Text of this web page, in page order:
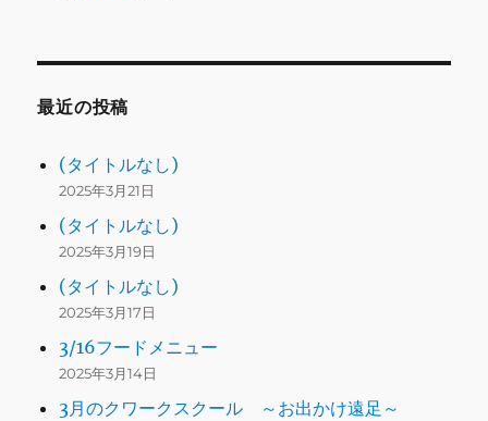
最近の投稿
(タイトルなし)
2025年3月21日
(タイトルなし)
2025年3月19日
(タイトルなし)
2025年3月17日
3/16フードメニュー
2025年3月14日
3月のクワークスクール ～お出かけ遠足～